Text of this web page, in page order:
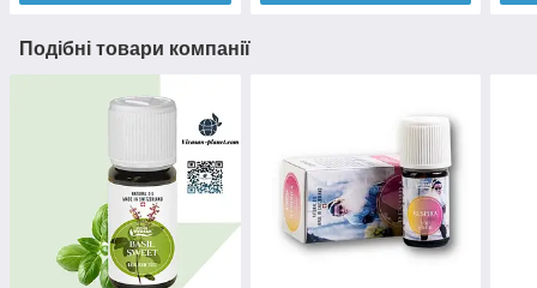
Подібні товари компанії